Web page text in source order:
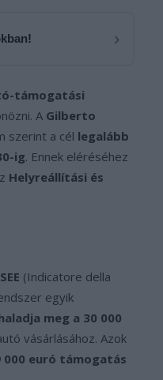
›
támogatási
A Gilberto
szerint a cél legalább
ig. Ennek eléréséhez
Helyreállítási és
(Indicatore della
egyik
meg a 30 000
vásárlásához. Azok
000 euró támogatás